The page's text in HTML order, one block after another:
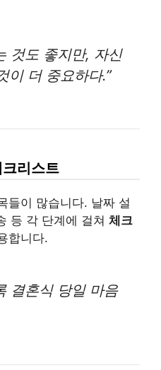
것도 좋지만, 자신
이 더 중요하다.”
리스트
들이 많습니다. 날짜 설
등 각 단계에 걸쳐 체크
합니다.
결혼식 당일 마음